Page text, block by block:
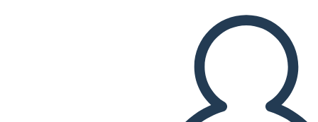
CREARE UNO STORYBOARD
RIPRODURRE LA PRESENTAZIONE
LEGGIMI